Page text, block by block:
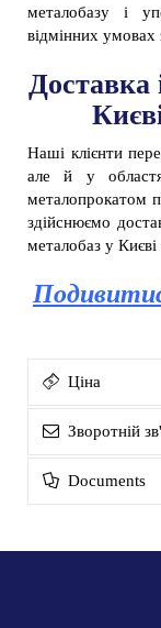
металобазу і
відмінних умовах
Доставка
Наші клієнти
але й у
металопрокатом
здійснюємо
металобаз у Києві
Ціна
Зворотній
Documents